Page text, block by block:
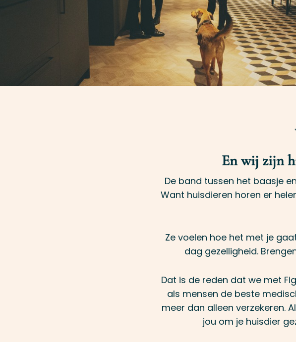
En wij zijn
De band tussen het baasje
Want huisdieren horen er
Ze voelen hoe het met je
dag gezelligheid.
Dat is de reden dat we met
als mensen de beste
meer dan alleen verzekeren.
jou om je huisdier